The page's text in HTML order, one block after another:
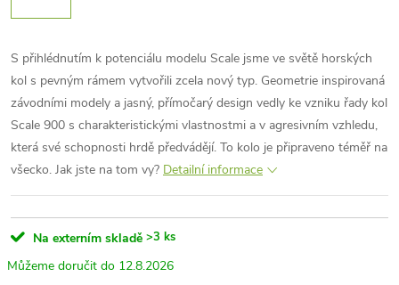
S přihlédnutím k potenciálu modelu Scale jsme ve světě horských
kol s pevným rámem vytvořili zcela nový typ. Geometrie inspirovaná
závodními modely a jasný, přímočarý design vedly ke vzniku řady kol
Scale 900 s charakteristickými vlastnostmi a v agresivním vzhledu,
která své schopnosti hrdě předvádějí. To kolo je připraveno téměř na
všecko. Jak jste na tom vy? Detailní informace
Na externím skladě >3 ks
12.8.2026